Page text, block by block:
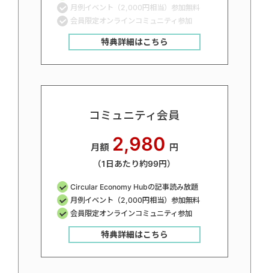
月例イベント（2,000円相当）参加無料
会員限定オンラインコミュニティ参加
特典詳細はこちら
コミュニティ会員
月額 2,980 円
（1日あたり約99円）
Circular Economy Hubの記事読み放題
月例イベント（2,000円相当）参加無料
会員限定オンラインコミュニティ参加
特典詳細はこちら